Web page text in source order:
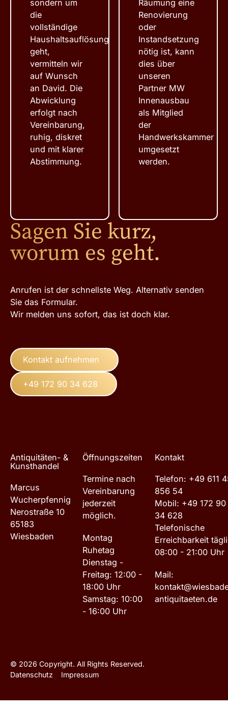
sondern um
die
vollständige
Haushaltsauflösung
geht,
vermitteln wir
auf Wunsch
an David. Die
Abwicklung
erfolgt nach
Vereinbarung,
ruhig, diskret
und mit klarer
Abstimmung.
Räumung eine
Renovierung
oder
Instandsetzung
nötig ist, kann
dies über
unseren
Partner MW
Innenausbau
als Mitglied
der
Handwerkskammer
umgesetzt
werden.
Sagen Sie kurz,
worum es geht.
Anrufen ist der schnellste Weg. Alternativ senden
Sie das Formular.
Wir melden uns sofort, das ist doch klar.
Kontakt aufnehmen
+49 172 90 34 628
Antiquitäten- &
Kunsthandel
Marcus
Wucherpfennig
Nerostraße 10
65183
Wiesbaden
Öffnungszeiten
Termine nach
Vereinbarung
jederzeit
möglich.
Montag
Ruhetag
Dienstag -
Freitag: 12:00 -
18:00 Uhr
Samstag: 10:00
- 16:00 Uhr
Kontakt
Telefon: +49 611
856 54
Mobil: +49 172 90
34 628
Telefonische
Erreichbarkeit
08:00 - 21:00 Uhr
Mail:
antiquitaeten.de
© 2026 Copyright. All Rights Reserved.
Datenschutz
Impressum